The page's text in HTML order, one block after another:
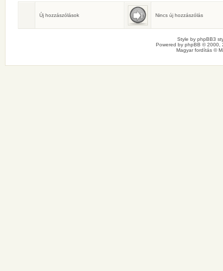
Születésnaposok
Ma senkinek sincs születésnapja.
Új hozzászólások Nincs új hozzászólás
Style by phpBB3
Powered by phpBB © 2000,
Magyar fordítás ©